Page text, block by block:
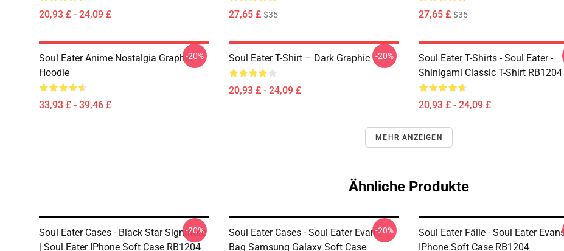
20,93 £ - 24,09 £ 27,65 £ $35 27,65 £ $35
Soul Eater Anime Nostalgia Graphic
Hoodie
33,93 £ - 39,46 £
-20% Soul Eater T-Shirt – Dark Graphic
20,93 £ - 24,09 £
-20%
Soul Eater T-Shirts - Soul Eater -
Shinigami Classic T-Shirt RB1204
20,93 £ - 24,09 £
MEHR ANZEIGEN
Ähnliche Produkte
Soul Eater Cases - Black Star Signature
| Soul Eater IPhone Soft Case RB1204
-20%
Soul Eater Cases - Soul Eater Evans
Bag Samsung Galaxy Soft Case
-20%
Soul Eater Fälle - Soul Eater Evans
IPhone Soft Case RB1204